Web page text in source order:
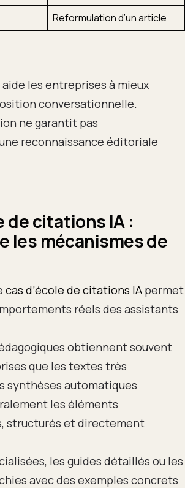
Reformulation d’un article
les entreprises à mieux
conversationnelle.
ne garantit pas
reconnaissance éditoriale
de citations IA :
les mécanismes de
cas d’école de citations IA permet
réels des assistants
obtiennent souvent
que les textes très
synthèses automatiques
les éléments
structurés et directement
les guides détaillés ou les
avec des exemples concrets